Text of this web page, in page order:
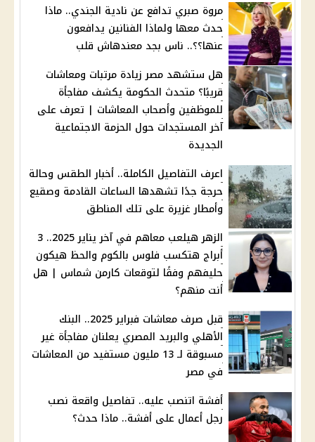
مروة صبري تدافع عن نادية الجندي.. ماذا
حدث معها ولماذا الفنانين يدافعون
عنها؟؟.. ناس بجد معندهاش قلب
هل ستشهد مصر زيادة مرتبات ومعاشات
قريبًا؟ متحدث الحكومة يكشف مفاجأة
للموظفين وأصحاب المعاشات | تعرف على
آخر المستجدات حول الحزمة الاجتماعية
الجديدة
اعرف التفاصيل الكاملة.. أخبار الطقس وحالة
حرجة جدًا تشهدها الساعات القادمة وصقيع
وأمطار غزيرة على تلك المناطق
الزهر هيلعب معاهم في آخر يناير 2025.. 3
أبراج هتكسب فلوس بالكوم والحظ هيكون
حليفهم وفقًا لتوقعات كارمن شماس | هل
أنت منهم؟
قبل صرف معاشات فبراير 2025.. البنك
الأهلي والبريد المصري يعلنان مفاجأة غير
مسبوقة لـ 13 مليون مستفيد من المعاشات
في مصر
أفشة اتنصب عليه.. تفاصيل واقعة نصب
رجل أعمال على أفشة.. ماذا حدث؟